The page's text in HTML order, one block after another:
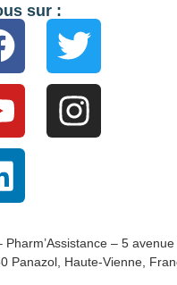
sur :
– 5
Panazol, Haute-Vienne,